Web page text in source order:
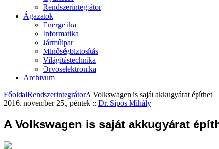
Rendszerintegrátor
Ágazatok
Energetika
Informatika
Járműipar
Minőségbiztosítás
Világítástechnika
Orvoselektronika
Archívum
FőoldalRendszerintegrátorA Volkswagen is saját akkugyárat építhet
2016. november 25., péntek :: Dr. Sipos Mihály
A Volkswagen is saját akkugyárat